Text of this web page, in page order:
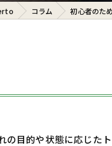
コラム 初心者のた
目的や状態に応じた